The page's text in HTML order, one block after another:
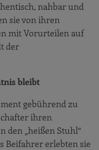
nahbar und
sie von ihren
mit Vorurteilen auf
der
bleibt
gebührend zu
ihren
den „heißen Stuhl“
Beifahrer erlebten sie